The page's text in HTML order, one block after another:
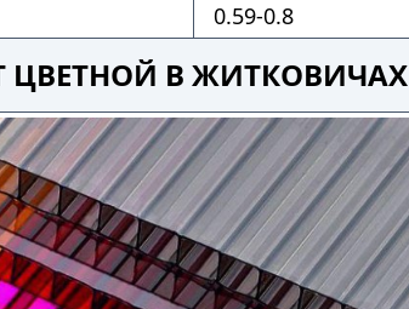
0.59-0.8
ЦВЕТНОЙ В ЖИТКОВИЧАХ